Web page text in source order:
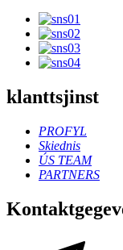
klanttsjinst
PROFYL
Skiednis
ÚS TEAM
PARTNERS